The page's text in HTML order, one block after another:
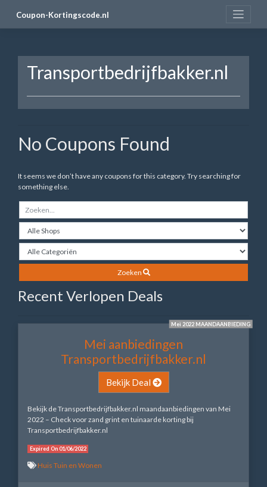
Coupon-Kortingscode.nl
Transportbedrijfbakker.nl
No Coupons Found
It seems we don’t have any coupons for this category. Try searching for
something else.
Zoeken
Recent Verlopen Deals
Mei 2022 MAANDAANBIEDING
Mei aanbiedingen
Transportbedrijfbakker.nl
Bekijk Deal
Bekijk de Transportbedrijfbakker.nl maandaanbiedingen van Mei
2022 – Check voor zand grint en tuinaarde korting bij
Transportbedrijfbakker.nl
Expired On 01/06/2022
Huis Tuin en Wonen